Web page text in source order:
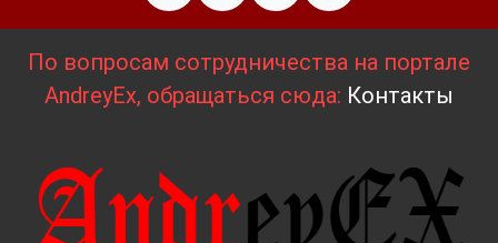
По вопросам сотрудничества на портале
AndreyEx, обращаться сюда: Контакты